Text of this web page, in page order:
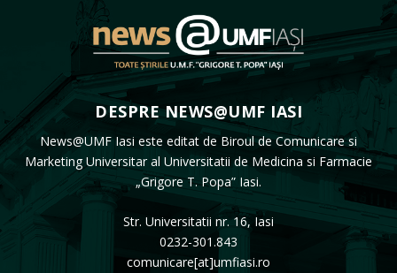
DESPRE NEWS@UMF IASI
News@UMF Iasi este editat de Biroul de Comunicare si
Marketing Universitar al Universitatii de Medicina si Farmacie
„Grigore T. Popa” Iasi.
Str. Universitatii nr. 16, Iasi
0232-301.843
comunicare[at]umfiasi.ro